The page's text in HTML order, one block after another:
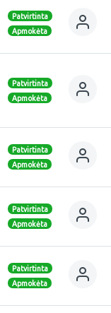
Patvirtinta
Apmokėta
Patvirtinta
Apmokėta
Patvirtinta
Apmokėta
Patvirtinta
Apmokėta
Patvirtinta
Apmokėta